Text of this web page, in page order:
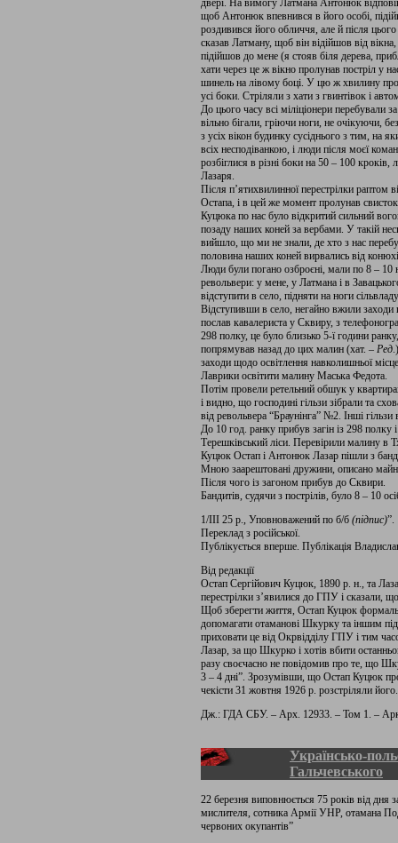
двері. На вимогу Латмана Антонюк
щоб Антонюк впевнився в його особі,
роздивився його обличчя, але й після
сказав Латману, щоб він відійшов від
підійшов до мене (я стояв біля дерева,
хати через це ж вікно пролунав постріл у
шинель на лівому боці. У цю ж хвилину
усі боки. Стріляли з хати з гвинтівок і
До цього часу всі міліціонери перебували
вільно бігали, гріючи ноги, не очікуючи,
з усіх вікон будинку сусіднього з тим, на
всіх несподіванкою, і люди після моєї
розбіглися в різні боки на 50 – 100
Лазаря.
Після п’ятихвилинної перестрілки раптом
Остапа, і в цей же момент пролунав
Куцюка по нас було відкритий сильний
позаду наших коней за вербами. У такій
вийшло, що ми не знали, де хто з нас
половина наших коней вирвались від
Люди були погано озброєні, мали по 8 – 10
револьвери: у мене, у Латмана і в
відступити в село, підняти на ноги
Відступивши в село, негайно вжили
послав кавалериста у Сквиру, з
298 полку, це було близько 5-ї години
попрямував назад до цих малин (хат. – Ред
заходи щодо освітлення навколишньої
Лаврики освітити малину Маська Федота.
Потім провели ретельний обшук у
і видно, що господині гільзи зібрали та
від револьвера “Браунінга” №2. Інші
До 10 год. ранку прибув загін із 298 полку
Терешківський ліси. Перевірили малину в
Куцюк Остап і Антонюк Лазар пішли з
Мною заарештовані дружини, описано
Після чого із загоном прибув до Сквири.
Бандитів, судячи з пострілів, було 8 – 10
1/ІІІ 25 р., Уповноважений по б/б (підпис)”.
Переклад з російської.
Публікується вперше. Публікація
Від редакції
Остап Сергійович Куцюк, 1890 р. н., та
перестрілки з’явилися до ГПУ і сказали,
Щоб зберегти життя, Остап Куцюк
допомагати отаманові Шкурку та іншим
приховати це від Окрвідділу ГПУ і тим
Лазар, за що Шкурко і хотів вбити
разу своєчасно не повідомив про те, що
3 – 4 дні”. Зрозумівши, що Остап Куцюк
чекісти 31 жовтня 1926 р. розстріляли його.
Дж.: ГДА СБУ. – Арх. 12933. – Том 1. –
Українсько-
Гальчевського
22 березня виповнюється 75 років від дня
мислителя, сотника Армії УНР, отамана
червоних окупантів”